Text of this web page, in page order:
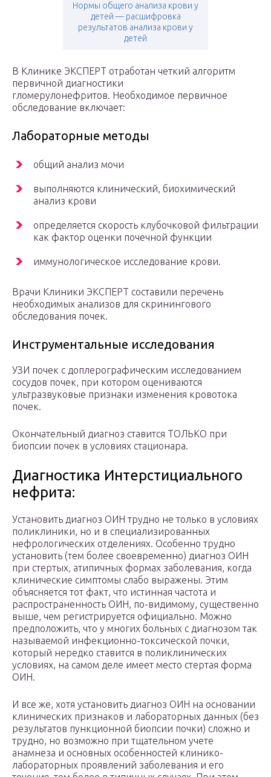
Нормы общего анализа крови у
детей — расшифровка
результатов анализа крови у
детей
В Клинике ЭКСПЕРТ отработан четкий алгоритм
первичной диагностики
гломерулонефритов. Необходимое первичное
обследование включает:
Лабораторные методы
общий анализ мочи
выполняются клинический, биохимический
анализ крови
определяется скорость клубочковой фильтрации
как фактор оценки почечной функции
иммунологическое исследование крови.
Врачи Клиники ЭКСПЕРТ составили перечень
необходимых анализов для скринингового
обследования почек.
Инструментальные исследования
УЗИ почек с доплерографическим исследованием
сосудов почек, при котором оцениваются
ультразвуковые признаки изменения кровотока
почек.
Окончательный диагноз ставится ТОЛЬКО при
биопсии почек в условиях стационара.
Диагностика Интерстициального
нефрита:
Установить диагноз ОИН трудно не только в условиях
поликлиники, но и в специализированных
нефрологических отделениях. Особенно трудно
установить (тем более своевременно) диагноз ОИН
при стертых, атипичных формах заболевания, когда
клинические симптомы слабо выражены. Этим
объясняется тот факт, что истинная частота и
распространенность ОИН, по-видимому, существенно
выше, чем регистрируется официально. Можно
предположить, что у многих больных с диагнозом так
называемой инфекционно-токсической почки,
который нередко ставится в поликлинических
условиях, на самом деле имеет место стертая форма
ОИН.
И все же, хотя установить диагноз ОИН на основании
клинических признаков и лабораторных данных (без
результатов пункционной биопсии почки) сложно и
трудно, но возможно при тщательном учете
анамнеза и основных особенностей клинико-
лабораторных проявлений заболевания и его